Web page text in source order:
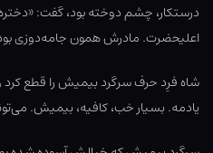
درستکار، چشم دوخته بود، گفت:
اعلیحضرت. مادرش همون جامه‌دوزی
شاه فرِد حرف سرگرد بیمیش را قطع کرد و
یادمه. بسیار خب، کافیه، بیمیش.